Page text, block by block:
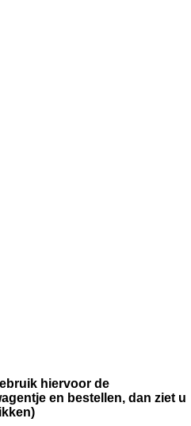
hiervoor de
en bestellen, dan ziet u